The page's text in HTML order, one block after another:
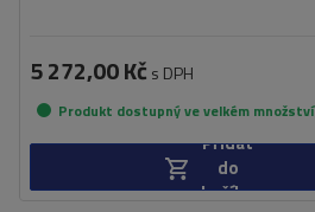
5 272,00 Kč s DPH
Produkt dostupný ve velkém množství
Přidat
do
košíku